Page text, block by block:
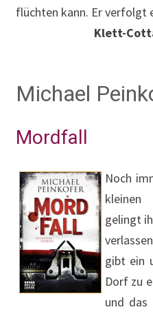
flüchten kann. Er verfolgt
Klett-
Michael
Mordfall
Noch
gelingt
gibt ein
Dorf zu
und das